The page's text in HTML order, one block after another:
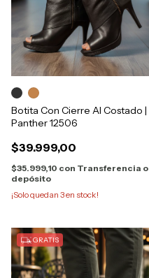
Botita Con Cierre Al Costado |
Panther 12506
$39.999,00
$35.999,10 con Transferencia o
depósito
¡Solo quedan 3en stock!
GRATIS